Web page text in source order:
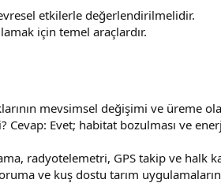
etkilerle değerlendirilmelidir.
için temel araçlardır.
mevsimsel değişimi ve üreme
Evet; habitat bozulması ve
radyotelemetri, GPS takip ve halk
ve kuş dostu tarım